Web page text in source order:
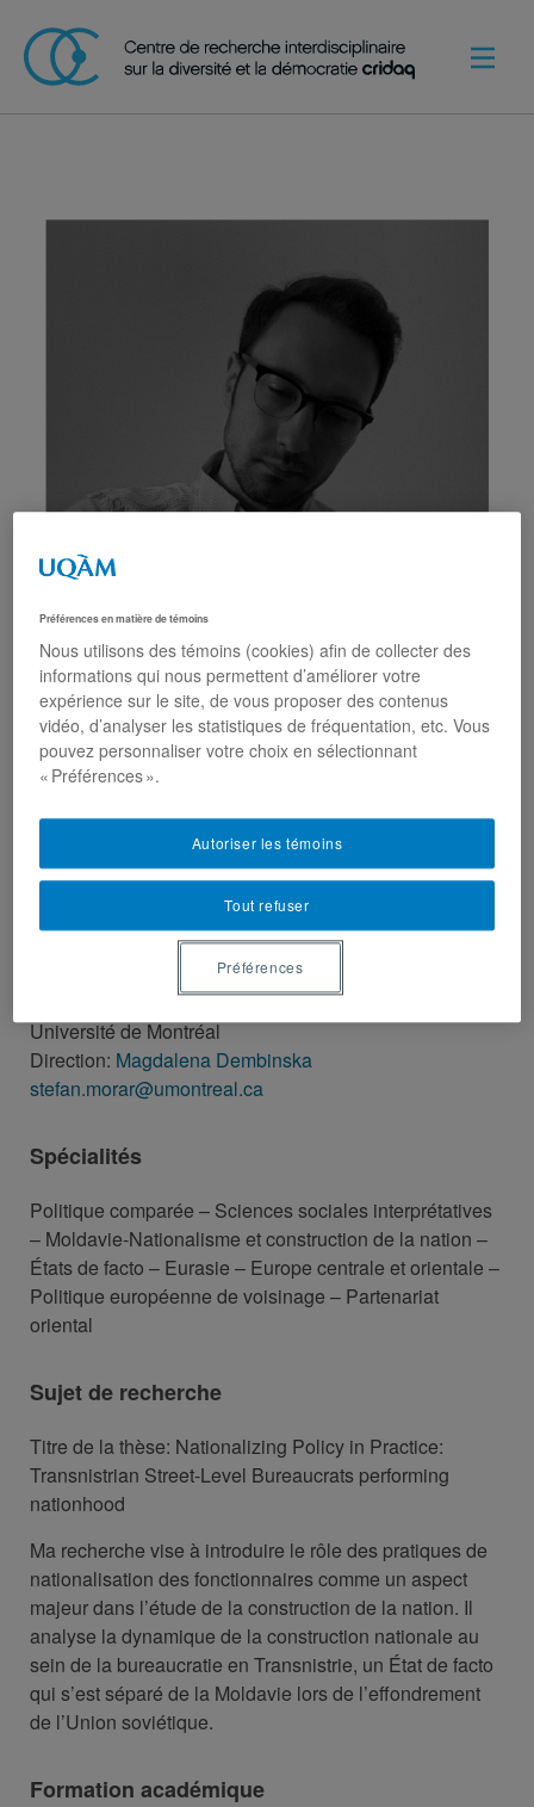
Stefan Morar
Diplômé (Ph.D.), doctorat en science politique,
Université de Montréal
Direction: Magdalena Dembinska
stefan.morar@umontreal.ca
Spécialités
Politique comparée – Sciences sociales interprétatives
– Moldavie-Nationalisme et construction de la nation –
États de facto – Eurasie – Europe centrale et orientale –
Politique européenne de voisinage – Partenariat
oriental
Sujet de recherche
Titre de la thèse: Nationalizing Policy in Practice:
Transnistrian Street-Level Bureaucrats performing
nationhood
Ma recherche vise à introduire le rôle des pratiques de
nationalisation des fonctionnaires comme un aspect
majeur dans l’étude de la construction de la nation. Il
analyse la dynamique de la construction nationale au
sein de la bureaucratie en Transnistrie, un État de facto
qui s’est séparé de la Moldavie lors de l’effondrement
de l’Union soviétique.
Formation académique
Préférences en matière de témoins
Nous utilisons des témoins (cookies) afin de collecter des
informations qui nous permettent d’améliorer votre
expérience sur le site, de vous proposer des contenus
vidéo, d’analyser les statistiques de fréquentation, etc. Vous
pouvez personnaliser votre choix en sélectionnant
« Préférences ».
Tout refuser
Autoriser les témoins
Préférences